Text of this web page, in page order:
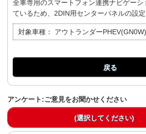
全車専用のスマートフォン連携ナビゲー
ているため、2DIN用センターパネルの設定
対象車種： アウトランダーPHEV(GN0W)
戻る
アンケート:ご意見をお聞かせください
(選択してください)